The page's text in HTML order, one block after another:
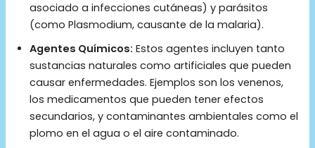
asociado a infecciones cutáneas) y parásitos
(como Plasmodium, causante de la malaria).
Agentes Químicos: Estos agentes incluyen tanto
sustancias naturales como artificiales que pueden
causar enfermedades. Ejemplos son los venenos,
los medicamentos que pueden tener efectos
secundarios, y contaminantes ambientales como el
plomo en el agua o el aire contaminado.